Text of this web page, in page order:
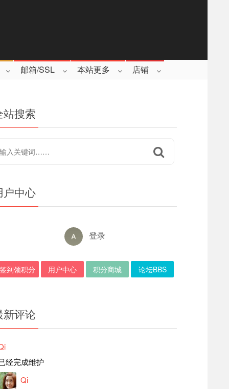
邮箱/SSL 本站更多 店铺
站搜索
户中心
登录
签到领积分 用户中心 积分商城 论坛BBS
新评论
经完成维护
Qi